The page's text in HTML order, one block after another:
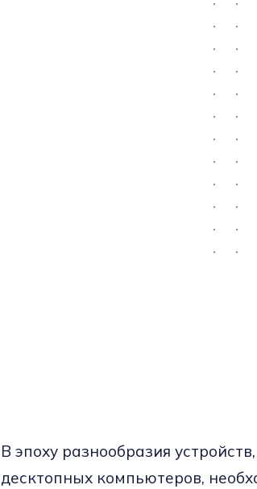
В эпоху разнообразия
десктопных компьютеров,